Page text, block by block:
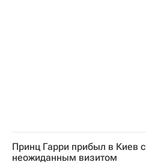
Принц Гарри прибыл в Киев с
неожиданным визитом